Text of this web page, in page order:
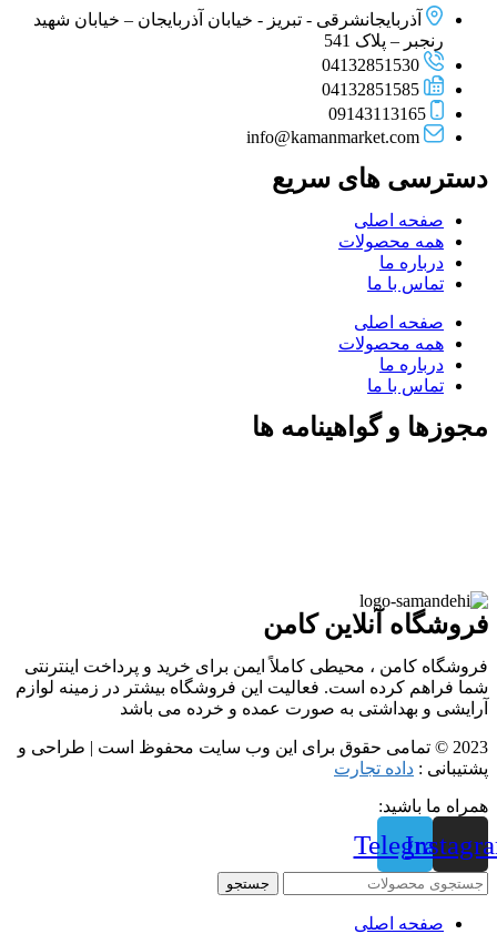
آذربایجانشرقی - تبریز - خیابان آذربایجان – خیابان شهید
رنجبر – پلاک 541
04132851530
04132851585
09143113165
info@kamanmarket.com
دسترسی های سریع
صفحه اصلی
همه محصولات
درباره ما
تماس با ما
صفحه اصلی
همه محصولات
درباره ما
تماس با ما
مجوزها و گواهینامه ها
فروشگاه آنلاین کامن
فروشگاه کامن ، محیطی کاملاً ایمن برای خرید و پرداخت اینترنتی
شما فراهم کرده است. فعالیت این فروشگاه بیشتر در زمینه لوازم
آرایشی و بهداشتی به صورت عمده و خرده می باشد
2023 © تمامی حقوق برای این وب سایت محفوظ است | طراحی و
پشتیبانی : داده تجارت
همراه ما باشید:
Telegram
جستجو
صفحه اصلی